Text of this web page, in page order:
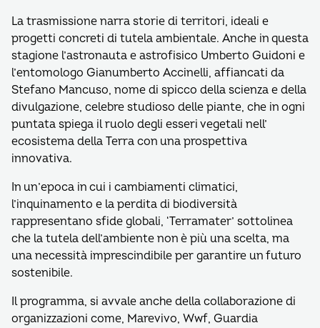
La trasmissione narra storie di territori, ideali e
progetti concreti di tutela ambientale. Anche in questa
stagione l’astronauta e astrofisico Umberto Guidoni e
l’entomologo Gianumberto Accinelli, affiancati da
Stefano Mancuso, nome di spicco della scienza e della
divulgazione, celebre studioso delle piante, che in ogni
puntata spiega il ruolo degli esseri vegetali nell’
ecosistema della Terra con una prospettiva
innovativa.
In un’epoca in cui i cambiamenti climatici,
l’inquinamento e la perdita di biodiversità
rappresentano sfide globali, ‘Terramater’ sottolinea
che la tutela dell’ambiente non è più una scelta, ma
una necessità imprescindibile per garantire un futuro
sostenibile.
Il programma, si avvale anche della collaborazione di
organizzazioni come, Marevivo, Wwf, Guardia